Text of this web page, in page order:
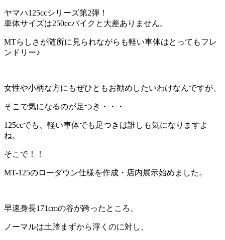
ヤマハ125ccシリーズ第2弾！
車体サイズは250ccバイクと大差ありません。
MTらしさが随所に見られながらも軽い車体はとってもフレ
ンドリー♪
女性や小柄な方にもぜひともお勧めしたいわけなんですが、
そこで気になるのが足つき・・・
125ccでも、軽い車体でも足つきは誰しも気になりますよ
ね。
そこで！！
MT-125のローダウン仕様を作成・店内展示始めました。
早速身長171cmの谷が跨ったところ、
ノーマルは土踏まずから浮くのに対し、